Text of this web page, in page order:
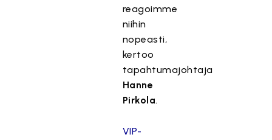
reagoimme
niihin
nopeasti,
kertoo
tapahtumajohtaja
Hanne
Pirkola.
VIP-